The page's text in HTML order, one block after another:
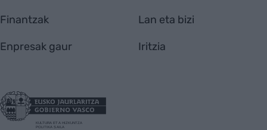
Finantzak
Enpresak gaur
Lan eta bizi
Iritzia